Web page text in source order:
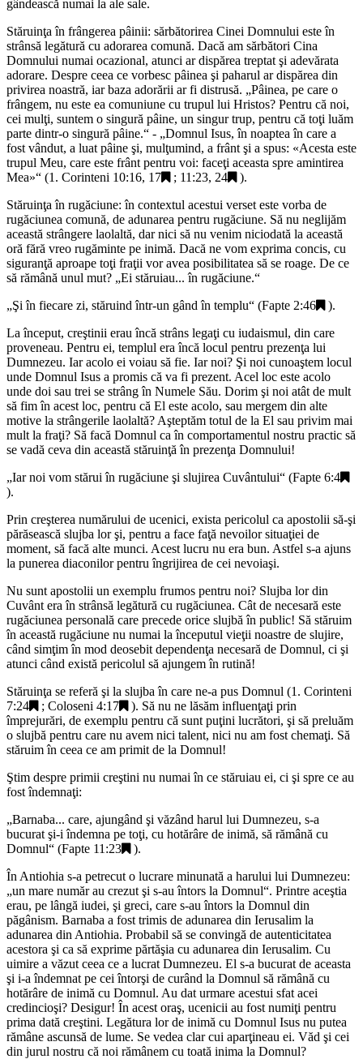
gândească numai la ale sale.
Stăruinţa în frângerea pâinii: sărbătorirea Cinei Domnului este în
strânsă legătură cu adorarea comună. Dacă am sărbători Cina
Domnului numai ocazional, atunci ar dispărea treptat şi adevărata
adorare. Despre ceea ce vorbesc pâinea şi paharul ar dispărea din
privirea noastră, iar baza adorării ar fi distrusă. „Pâinea, pe care o
frângem, nu este ea comuniune cu trupul lui Hristos? Pentru că noi,
cei mulţi, suntem o singură pâine, un singur trup, pentru că toţi luăm
parte dintr-o singură pâine.“ - „Domnul Isus, în noaptea în care a
fost vândut, a luat pâine şi, mulţumind, a frânt şi a spus: «Acesta este
trupul Meu, care este frânt pentru voi: faceţi aceasta spre amintirea
Mea»“ (1. Corinteni 10:16, 17 ; 11:23, 24
).
Stăruinţa în rugăciune: în contextul acestui verset este vorba de
rugăciunea comună, de adunarea pentru rugăciune. Să nu neglijăm
această strângere laolaltă, dar nici să nu venim niciodată la această
oră fără vreo rugăminte pe inimă. Dacă ne vom exprima concis, cu
siguranţă aproape toţi fraţii vor avea posibilitatea să se roage. De ce
să rămână unul mut? „Ei stăruiau... în rugăciune.“
„Şi în fiecare zi, stăruind într-un gând în templu“ (Fapte 2:46
).
La început, creştinii erau încă strâns legaţi cu iudaismul, din care
proveneau. Pentru ei, templul era încă locul pentru prezenţa lui
Dumnezeu. Iar acolo ei voiau să fie. Iar noi? Şi noi cunoaştem locul
unde Domnul Isus a promis că va fi prezent. Acel loc este acolo
unde doi sau trei se strâng în Numele Său. Dorim şi noi atât de mult
să fim în acest loc, pentru că El este acolo, sau mergem din alte
motive la strângerile laolaltă? Aşteptăm totul de la El sau privim mai
mult la fraţi? Să facă Domnul ca în comportamentul nostru practic să
se vadă ceva din această stăruinţă în prezenţa Domnului!
„Iar noi vom stărui în rugăciune şi slujirea Cuvântului“ (Fapte 6:4
).
Prin creşterea numărului de ucenici, exista pericolul ca apostolii să-şi
părăsească slujba lor şi, pentru a face faţă nevoilor situaţiei de
moment, să facă alte munci. Acest lucru nu era bun. Astfel s-a ajuns
la punerea diaconilor pentru îngrijirea de cei nevoiaşi.
Nu sunt apostolii un exemplu frumos pentru noi? Slujba lor din
Cuvânt era în strânsă legătură cu rugăciunea. Cât de necesară este
rugăciunea personală care precede orice slujbă în public! Să stăruim
în această rugăciune nu numai la începutul vieţii noastre de slujire,
când simţim în mod deosebit dependenţa necesară de Domnul, ci şi
atunci când există pericolul să ajungem în rutină!
Stăruinţa se referă şi la slujba în care ne-a pus Domnul (1. Corinteni
7:24
; Coloseni 4:17
). Să nu ne lăsăm influenţaţi prin
împrejurări, de exemplu pentru că sunt puţini lucrători, şi să preluăm
o slujbă pentru care nu avem nici talent, nici nu am fost chemaţi. Să
stăruim în ceea ce am primit de la Domnul!
Ştim despre primii creştini nu numai în ce stăruiau ei, ci şi spre ce au
fost îndemnaţi:
„Barnaba... care, ajungând şi văzând harul lui Dumnezeu, s-a
bucurat şi-i îndemna pe toţi, cu hotărâre de inimă, să rămână cu
Domnul“ (Fapte 11:23
).
În Antiohia s-a petrecut o lucrare minunată a harului lui Dumnezeu:
„un mare număr au crezut şi s-au întors la Domnul“. Printre aceştia
erau, pe lângă iudei, şi greci, care s-au întors la Domnul din
păgânism. Barnaba a fost trimis de adunarea din Ierusalim la
adunarea din Antiohia. Probabil să se convingă de autenticitatea
acestora şi ca să exprime părtăşia cu adunarea din Ierusalim. Cu
uimire a văzut ceea ce a lucrat Dumnezeu. El s-a bucurat de aceasta
şi i-a îndemnat pe cei întorşi de curând la Domnul să rămână cu
hotărâre de inimă cu Domnul. Au dat urmare acestui sfat acei
credincioşi? Desigur! În acest oraş, ucenicii au fost numiţi pentru
prima dată creştini. Legătura lor de inimă cu Domnul Isus nu putea
rămâne ascunsă de lume. Se vedea clar cui aparţineau ei. Văd şi cei
din jurul nostru că noi rămânem cu toată inima la Domnul?